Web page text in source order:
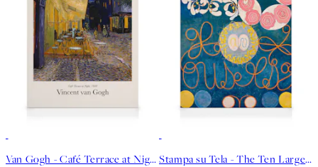
Van Gogh - Café Terrace at Night Stampa su Tela Stampa su Tela - The Ten Largest, No.1, Childhood by Hilma af Klint